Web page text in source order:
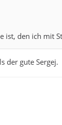
ist, den ich mit
der gute Sergej.